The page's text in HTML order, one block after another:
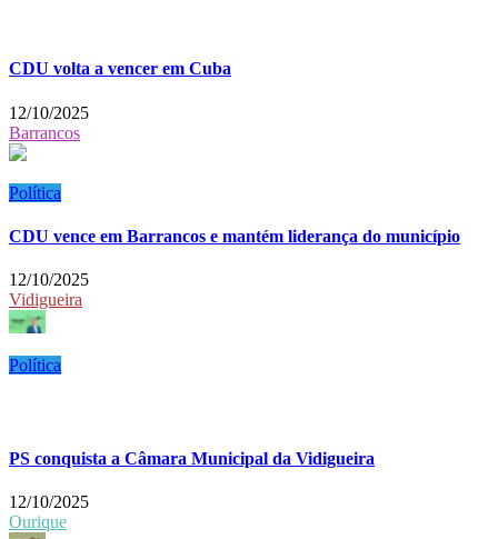
CDU volta a vencer em Cuba
12/10/2025
Barrancos
Política
CDU vence em Barrancos e mantém liderança do município
12/10/2025
Vidigueira
Política
PS conquista a Câmara Municipal da Vidigueira
12/10/2025
Ourique